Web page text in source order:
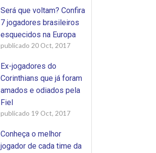
Será que voltam? Confira
7 jogadores brasileiros
esquecidos na Europa
publicado 20 Oct, 2017
Ex-jogadores do
Corinthians que já foram
amados e odiados pela
Fiel
publicado 19 Oct, 2017
Conheça o melhor
jogador de cada time da